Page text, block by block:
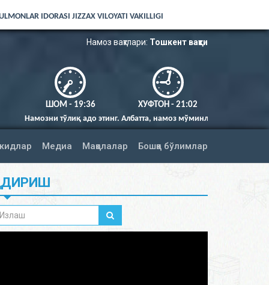
IDORASI JIZZAX VILOYATI VAKILLIGI
Намоз вақтлари: Тошкент вақти
ШОМ - 19:36
ХУФТОН - 21:02
адо этинг. Албатта, намоз мўминларга вақтида фарз қилингандир
Медиа Мақолалар Бошқа бўлимлар